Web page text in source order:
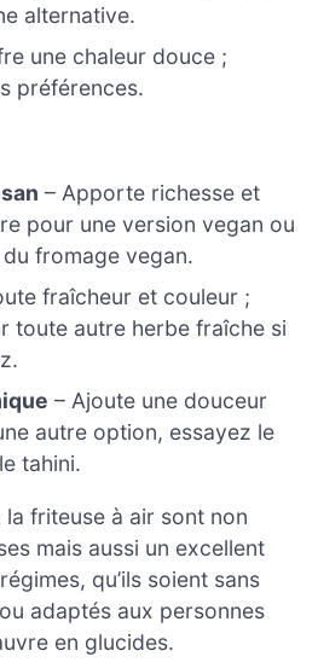
alternative.
une chaleur douce ;
préférences.
– Apporte richesse et
pour une version vegan ou
fromage vegan.
fraîcheur et couleur ;
toute autre herbe fraîche si
– Ajoute une douceur
autre option, essayez le
tahini.
friteuse à air sont non
mais aussi un excellent
qu’ils soient sans
adaptés aux personnes
en glucides.